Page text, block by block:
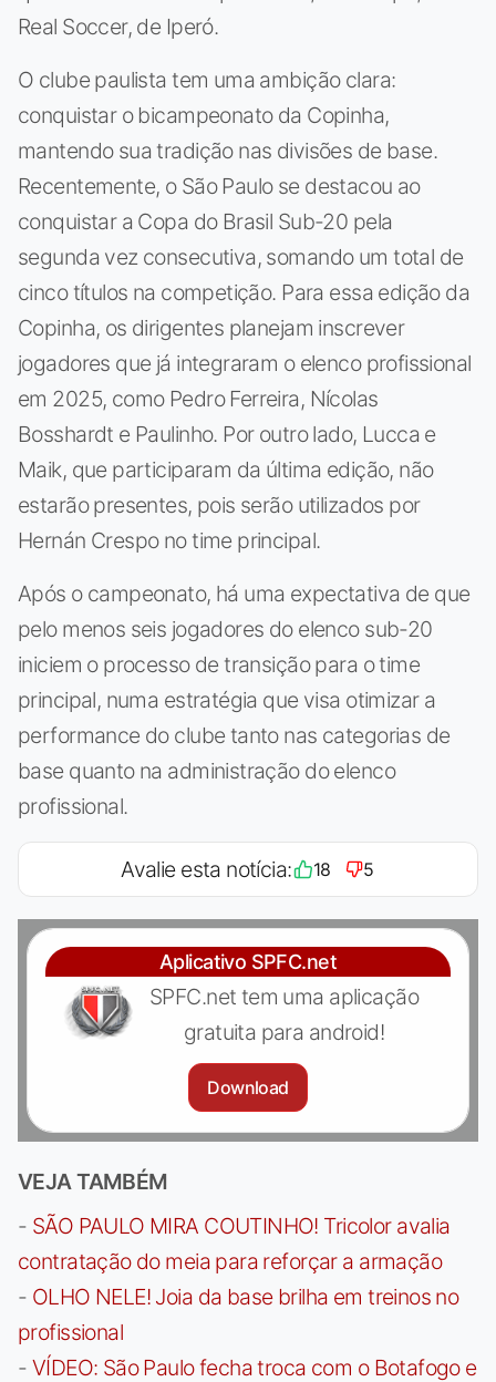
Real Soccer, de Iperó.
O clube paulista tem uma ambição clara:
conquistar o bicampeonato da Copinha,
mantendo sua tradição nas divisões de base.
Recentemente, o São Paulo se destacou ao
conquistar a Copa do Brasil Sub-20 pela
segunda vez consecutiva, somando um total de
cinco títulos na competição. Para essa edição da
Copinha, os dirigentes planejam inscrever
jogadores que já integraram o elenco profissional
em 2025, como Pedro Ferreira, Nícolas
Bosshardt e Paulinho. Por outro lado, Lucca e
Maik, que participaram da última edição, não
estarão presentes, pois serão utilizados por
Hernán Crespo no time principal.
Após o campeonato, há uma expectativa de que
pelo menos seis jogadores do elenco sub-20
iniciem o processo de transição para o time
principal, numa estratégia que visa otimizar a
performance do clube tanto nas categorias de
base quanto na administração do elenco
profissional.
Avalie esta notícia: 18 5
Aplicativo SPFC.net
SPFC.net tem uma aplicação
gratuita para android!
Download
VEJA TAMBÉM
- SÃO PAULO MIRA COUTINHO! Tricolor avalia
contratação do meia para reforçar a armação
- OLHO NELE! Joia da base brilha em treinos no
profissional
- VÍDEO: São Paulo fecha troca com o Botafogo e